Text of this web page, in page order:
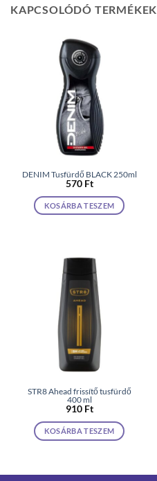
KAPCSOLÓDÓ TERMÉKEK
DENIM Tusfürdő BLACK 250ml
570 Ft
KOSÁRBA TESZEM
STR8 Ahead frissítő tusfürdő
400 ml
910 Ft
KOSÁRBA TESZEM